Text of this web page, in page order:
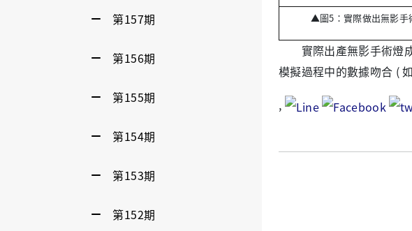
第157期
第156期
第155期
第154期
第153期
第152期
▲圖5：實際做出無影
實際出產無影手術燈
模擬過程中的數據吻合 (
,